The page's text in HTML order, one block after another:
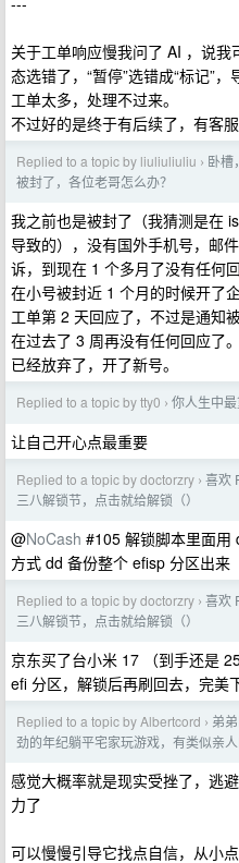
关于工单响应慢我问了 AI ，说
态选错了，“暂停”选错成“标记”
工单太多，处理不过来。
不过好的是终于有后续了，有客
Replied to a topic by liuliuliuliu › 卧槽
被封了，各位老哥怎么办？
我之前也是被封了（我猜测是在
导致的），没有国外手机号，邮
诉，到现在 1 个多月了没有任何回
在小号被封近 1 个月的时候开了
工单第 2 天回应了，不过是通知
在过去了 3 周再没有任何回应了。
已经放弃了，开了新号。
Replied to a topic by tty0 › 你人生中最
让自己开心点最重要
Replied to a topic by doctorzry › 喜欢
三八解锁节，点击就给解锁（）
@NoCash #105 解锁脚本里面用
方式 dd 备份整个 efisp 分区出来
Replied to a topic by doctorzry › 喜欢
三八解锁节，点击就给解锁（）
京东买了台小米 17 （到手还是
efi 分区，解锁后再刷回去，完美
Replied to a topic by Albertcord › 弟
劲的年纪躺平宅家玩游戏，有类似亲
感觉大概率就是现实受挫了，逃
力了
可以慢慢引导它找点自信，从小